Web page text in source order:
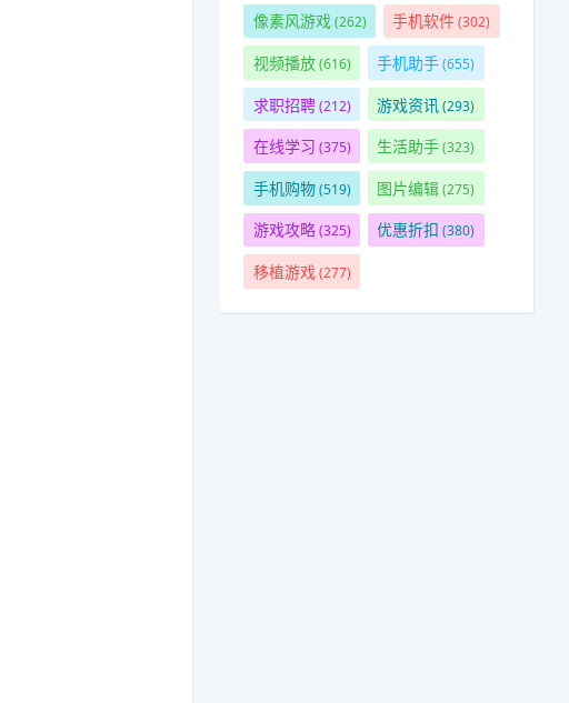
像素风游戏(262) 手机软件(302)
视频播放(616) 手机助手(655)
求职招聘(212) 游戏资讯(293)
在线学习 (375) 生活助手(323)
手机购物(519) 图片编辑(275)
游戏攻略(325) 优惠折扣 (380)
移植游戏(277)